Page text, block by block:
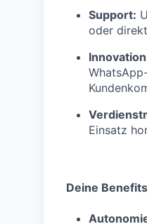
Support:
oder
Einsatz
Deine Benefits